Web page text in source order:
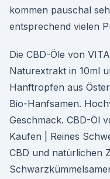
kommen pauschal
entsprechend vielen
Die CBD-Öle von
Naturextrakt in 10ml
Hanftropfen aus
Bio-Hanfsamen.
Geschmack. CBD-Öl
Kaufen | Reines
CBD und natürlichen